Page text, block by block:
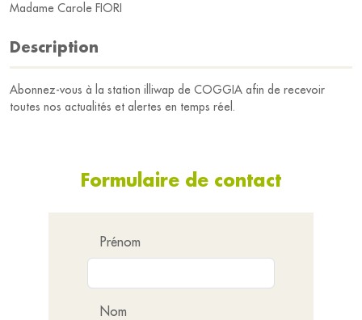
Madame Carole FIORI
Description
Abonnez-vous à la station illiwap de COGGIA afin de recevoir
toutes nos actualités et alertes en temps réel.
Formulaire de contact
Prénom
Nom